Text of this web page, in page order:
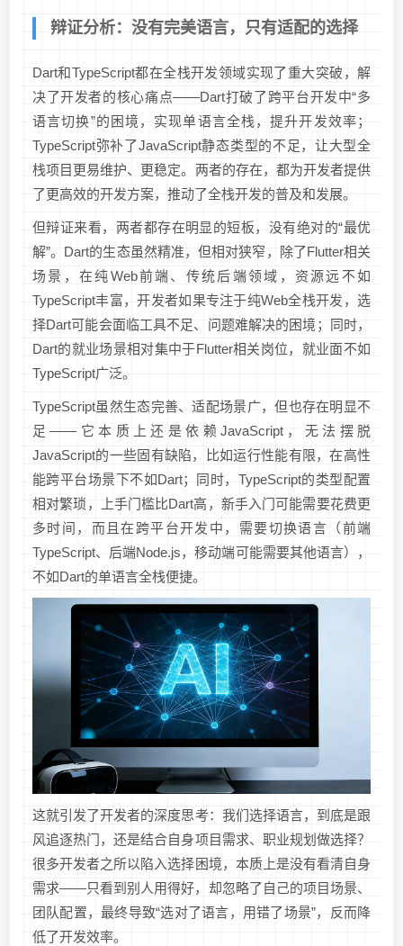
辩证分析：没有完美语言，只有适配的选择
Dart和TypeScript都在全栈开发领域实现了重大突破，解
决了开发者的核心痛点——Dart打破了跨平台开发中“多
语言切换”的困境，实现单语言全栈，提升开发效率；
TypeScript弥补了JavaScript静态类型的不足，让大型全
栈项目更易维护、更稳定。两者的存在，都为开发者提供
了更高效的开发方案，推动了全栈开发的普及和发展。
但辩证来看，两者都存在明显的短板，没有绝对的“最优
解”。Dart的生态虽然精准，但相对狭窄，除了Flutter相关
场景，在纯Web前端、传统后端领域，资源远不如
TypeScript丰富，开发者如果专注于纯Web全栈开发，选
择Dart可能会面临工具不足、问题难解决的困境；同时，
Dart的就业场景相对集中于Flutter相关岗位，就业面不如
TypeScript广泛。
TypeScript虽然生态完善、适配场景广，但也存在明显不
足——它本质上还是依赖JavaScript，无法摆脱
JavaScript的一些固有缺陷，比如运行性能有限，在高性
能跨平台场景下不如Dart；同时，TypeScript的类型配置
相对繁琐，上手门槛比Dart高，新手入门可能需要花费更
多时间，而且在跨平台开发中，需要切换语言（前端
TypeScript、后端Node.js，移动端可能需要其他语言），
不如Dart的单语言全栈便捷。
这就引发了开发者的深度思考：我们选择语言，到底是跟
风追逐热门，还是结合自身项目需求、职业规划做选择？
很多开发者之所以陷入选择困境，本质上是没有看清自身
需求——只看到别人用得好，却忽略了自己的项目场景、
团队配置，最终导致“选对了语言，用错了场景”，反而降
低了开发效率。